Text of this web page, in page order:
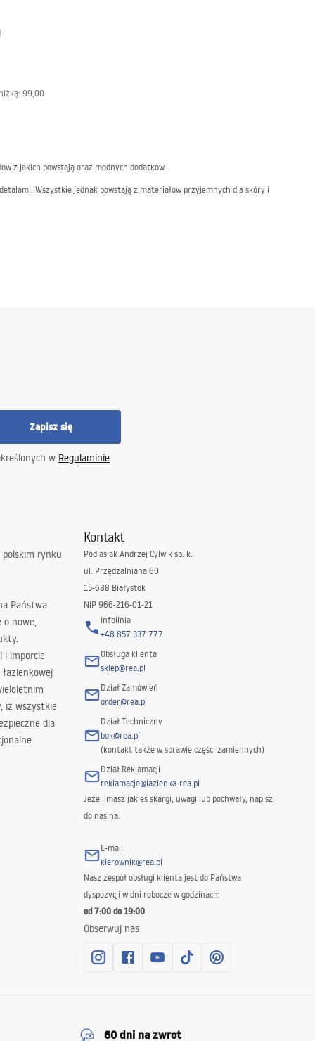
99,00
z jakich powstają oraz modnych dodatków.
Wszystkie jednak powstają z materiałów przyjemnych dla skóry i
Zapisz się
w Regulaminie.
polskim rynku
Państwa
o nowe,
i imporcie
iż wszystkie
dla
Kontakt
Podlasiak Andrzej Cylwik sp. k.
ul. Przędzalniana 60
15-688 Białystok
NIP 966-216-01-21
Infolinia
+48 857 337 777
Obsługa klienta
sklep@rea.pl
Dział Zamówień
order@rea.pl
Dział Techniczny
bok@rea.pl
(kontakt także w sprawie części zamiennych)
Dział Reklamacji
reklamacje@lazienka-rea.pl
Jeżeli masz jakieś skargi, uwagi lub pochwały, napisz
do nas na:
E-mail
kierownik@rea.pl
Nasz zespół obsługi klienta jest do Państwa
dyspozycji w dni robocze w godzinach:
od 7:00 do 19:00
Obserwuj nas
60 dni na zwrot